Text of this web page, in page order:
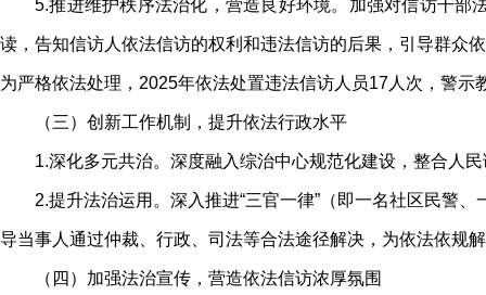
5.推进维护秩序法治化，营造良好环境。加强对信访干部
读，告知信访人依法信访的权利和违法信访的后果，引导群众
为严格依法处理，2025年依法处置违法信访人员17人次，警
（三）创新工作机制，提升依法行政水平
1.深化多元共治。深度融入综治中心规范化建设，整合人
2.提升法治运用。深入推进“三官一律”（即一名社区民警
导当事人通过仲裁、行政、司法等合法途径解决，为依法依规
（四）加强法治宣传，营造依法信访浓厚氛围